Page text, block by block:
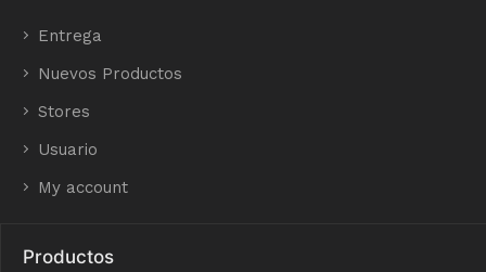
Entrega
Nuevos Productos
Stores
Usuario
My account
Productos